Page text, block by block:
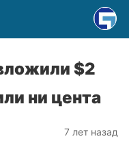
$2
ни цента
7 лет назад